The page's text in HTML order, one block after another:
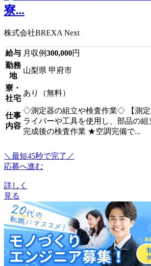
寮...
株式会社BREXA Next
給与 月収例300,000円
勤務
地
山梨県 甲府市
寮・
社宅
あり（無料）
仕事
内容
◇測定器の組立や検査作業◇ 【測定
ライバーや工具を使用し、部品の組
完成後の検査作業 ★空調完備で...
＼最短45秒で完了／
応募へ進む
詳しく
見る